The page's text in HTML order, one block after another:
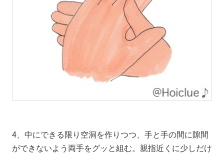
4、中にできる限り空洞を作りつつ、手と手の間に隙間
ができないよう両手をグッと組む。親指近くに少しだけ